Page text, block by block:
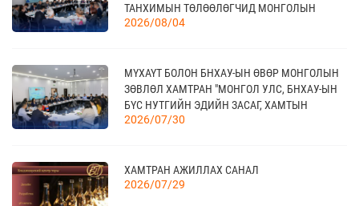
04
11 сар
ҮЗЭСГЭЛЭН
11 сар
АХУЙН САЛБАРЫН ҮЗЭСГЭЛЭН
ТАНХИМЫН ТӨЛӨӨЛӨГЧИД МОНГОЛЫН
ҮНДЭСНИЙ ХУДАЛДАА АЖ ҮЙЛДВЭРИЙН
2026/08/04
МҮХАҮТ БОЛОН БНХАУ-ЫН ӨВӨР МОНГОЛЫН
ЗӨВЛӨЛ ХАМТРАН "МОНГОЛ УЛС, БНХАУ-ЫН
БҮС НУТГИЙН ЭДИЙН ЗАСАГ, ХАМТЫН
АЖИЛЛАГААНЫ УУЛЗАЛТ"-ЫГ ЗОХИОН
2026/07/30
ХАМТРАН АЖИЛЛАХ САНАЛ
2026/07/29